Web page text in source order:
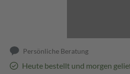
Persönliche Beratung
Heute bestellt und morgen